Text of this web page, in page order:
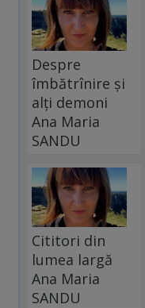
Despre
îmbătrînire și
alți demoni
Ana Maria
SANDU
Cititori din
lumea largă
Ana Maria
SANDU